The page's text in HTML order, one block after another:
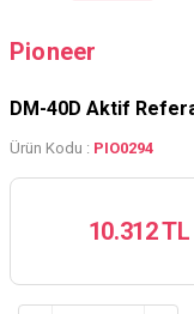
Pioneer
DM-40D Aktif
Ürün Kodu : PIO0294
10.312 TL